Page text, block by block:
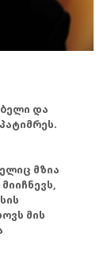
და
მზია
მის